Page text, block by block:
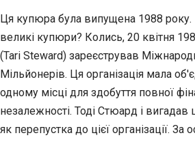
Ця купюра була випущена 1988 року.
великі купюри? Колись, 20 квітня
(Tari Steward) зареєстрував
Мільйонерів. Ця організація мала
одному місці для здобуття повної
незалежності. Тоді Стюард і
як перепустка до цієї організації. За